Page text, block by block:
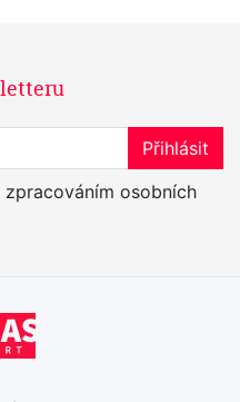
Přihlásit
osobních